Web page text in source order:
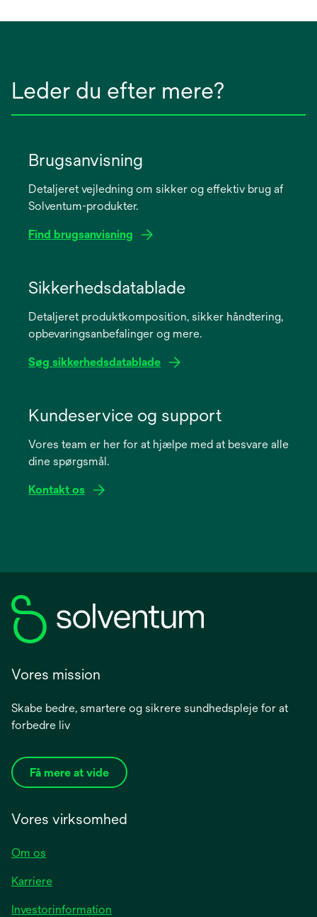
Leder du efter mere?
Brugsanvisning
Detaljeret vejledning om sikker og effektiv brug af
Solventum-produkter.
Find brugsanvisning
new
Sikkerhedsdatablade
Detaljeret produktkomposition, sikker håndtering,
opbevaringsanbefalinger og mere.
Søg sikkerhedsdatablade
new
Kundeservice og support
Vores team er her for at hjælpe med at besvare alle
dine spørgsmål.
Kontakt os
Vores mission
Skabe bedre, smartere og sikrere sundhedspleje for at
forbedre liv
Få mere at vide
Vores virksomhed
Om os
Karriere
Investorinformation